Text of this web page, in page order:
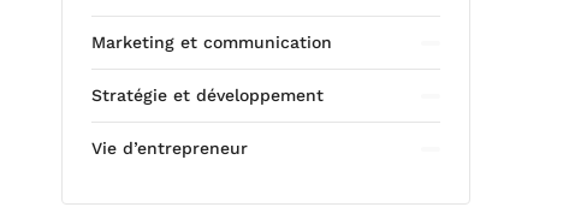
Marketing et communication
Stratégie et développement
Vie d’entrepreneur